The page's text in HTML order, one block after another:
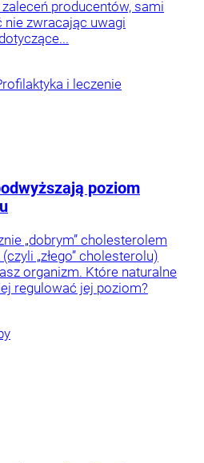
producentów, sami
zwracając uwagi
i leczenie
poziom
„dobrym” cholesterolem
„złego” cholesterolu)
organizm. Które naturalne
regulować jej poziom?